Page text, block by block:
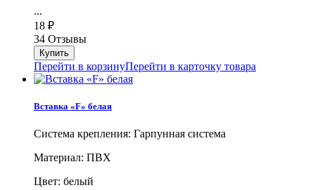
...
18 ₽
34 Отзывы
Перейти в корзинуПерейти в карточку товара
Вставка «F» белая
Система крепления: Гарпунная система
Материал: ПВХ
Цвет: белый